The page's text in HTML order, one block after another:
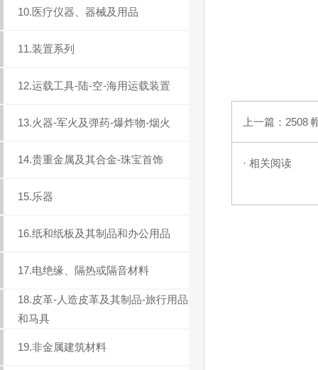
10.医疗仪器、器械及用品
11.装置系列
12.运载工具-陆-空-海用运载装置
13.火器-军火及弹药-爆炸物-烟火
14.贵重金属及其合金-珠宝首饰
15.乐器
16.纸和纸板及其制品和办公用品
17.电绝缘、隔热或隔音材料
18.皮革-人造皮革及其制品-旅行用品
和马具
19.非金属建筑材料
上一篇： 2508
· 相关阅读